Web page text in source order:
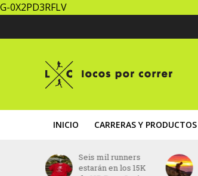
G-0X2PD3RFLV
INICIO CARRERAS Y PRODUCTOS
Seis mil runners
estarán en los 15K